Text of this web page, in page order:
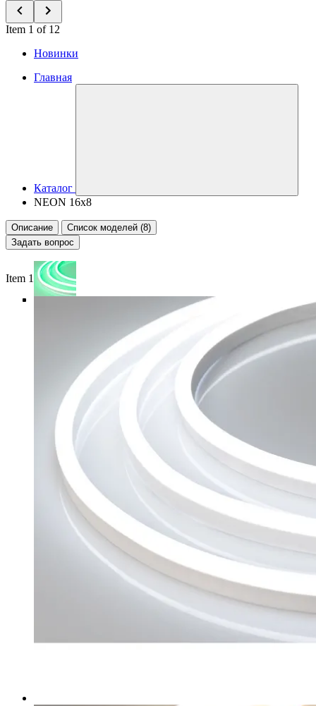
Item 1 of 12
Новинки
Главная
Каталог
NEON 16x8
Описание
Список моделей (8)
Задать вопрос
Item 1 of 6